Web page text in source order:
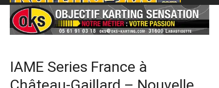
IAME Series France à